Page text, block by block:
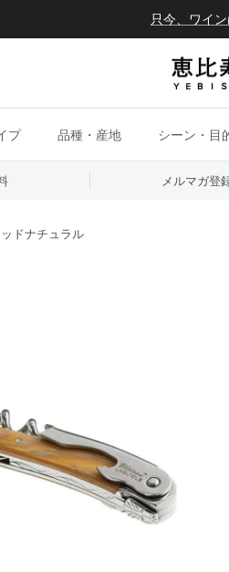
只今、ワイ
プ 品種・産地 シーン・目
メルマガ登
ドナチュラル